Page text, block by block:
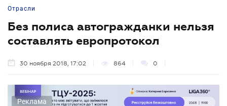
Отрасли
Без полиса автогражданки нельзя
составлять европротокол
30 ноября 2018, 17:02 864 0
Реклама